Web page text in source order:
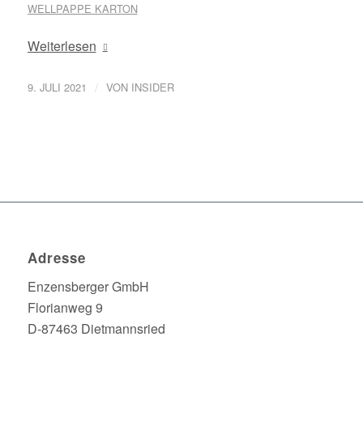
WELLPAPPE KARTON
Weiterlesen
9. JULI 2021 / VON INSIDER
Adresse
Enzensberger GmbH
Florianweg 9
D-87463 Dietmannsried